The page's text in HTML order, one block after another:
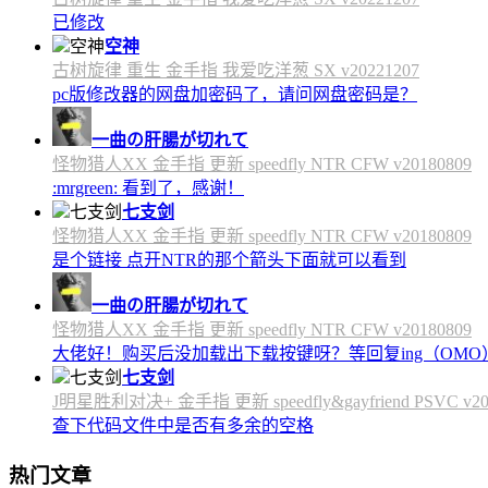
已修改
空神
古树旋律 重生 金手指 我爱吃洋葱 SX v20221207
pc版修改器的网盘加密码了，请问网盘密码是？
一曲の肝腸が切れて
怪物猎人XX 金手指 更新 speedfly NTR CFW v20180809
:mrgreen: 看到了，感谢！
七支剑
怪物猎人XX 金手指 更新 speedfly NTR CFW v20180809
是个链接 点开NTR的那个箭头下面就可以看到
一曲の肝腸が切れて
怪物猎人XX 金手指 更新 speedfly NTR CFW v20180809
大佬好！购买后没加载出下载按键呀？等回复ing（OMO
七支剑
J明星胜利对决+ 金手指 更新 speedfly&gayfriend PSVC
查下代码文件中是否有多余的空格
热门文章